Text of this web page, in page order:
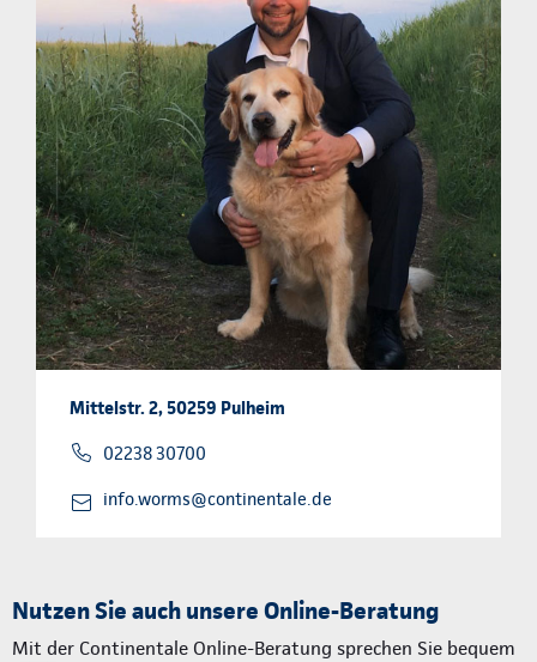
Mittelstr. 2, 50259 Pulheim
02238 30700
info.worms@continentale.de
Nutzen Sie auch unsere Online-Beratung
Mit der Continentale Online-Beratung sprechen Sie bequem